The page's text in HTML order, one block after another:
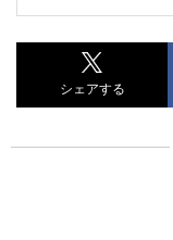
シェアする